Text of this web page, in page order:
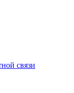
связи